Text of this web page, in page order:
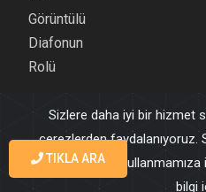
© 2025 ATTEKNOLOJI
TIKLA ARA
Sizlere daha iyi bir hizmet
çerezlerden faydalanıyoruz.
ederek çerezleri
bilgi